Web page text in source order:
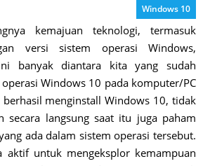
Windows 10
kemajuan teknologi, termasuk
versi sistem operasi Windows,
banyak diantara kita yang sudah
Windows 10 pada komputer/PC
berhasil menginstall Windows 10, tidak
secara langsung saat itu juga paham
ada dalam sistem operasi tersebut.
aktif untuk mengeksplor kemampuan